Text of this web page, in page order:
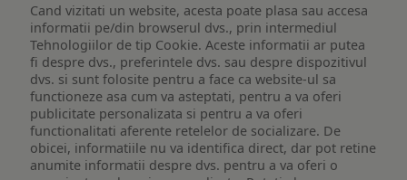
Cand vizitati un website, acesta poate plasa sau accesa
informatii pe/din browserul dvs., prin intermediul
Tehnologiilor de tip Cookie. Aceste informatii ar putea
fi despre dvs., preferintele dvs. sau despre dispozitivul
dvs. si sunt folosite pentru a face ca website-ul sa
functioneze asa cum va asteptati, pentru a va oferi
publicitate personalizata si pentru a va oferi
functionalitati aferente retelelor de socializare. De
obicei, informatiile nu va identifica direct, dar pot retine
anumite informatii despre dvs. pentru a va oferi o